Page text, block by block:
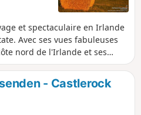
et spectaculaire en Irlande
Avec ses vues fabuleuses
nord de l'Irlande et ses
sommet des falaises, il n'est
fasse partie de la zone de
de Binevenagh et soit un
- Castlerock